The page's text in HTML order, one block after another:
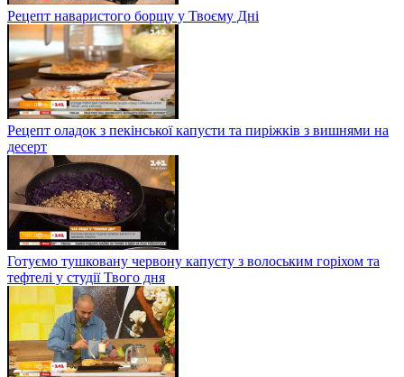
Рецепт наваристого борщу у Твоєму Дні
Рецепт оладок з пекінської капусти та пиріжків з вишнями на
десерт
Готуємо тушковану червону капусту з волоським горіхом та
тефтелі у студії Твого дня